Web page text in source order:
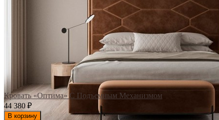
Кровать «Оптима» С Подъемным Механизмом
44 380 ₽
В корзину